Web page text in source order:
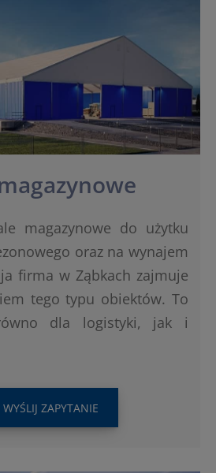
magazynowe do użytku
oraz na wynajem
firma w Ząbkach zajmuje
tego typu obiektów. To
dla logistyki, jak i
WYŚLIJ ZAPYTANIE